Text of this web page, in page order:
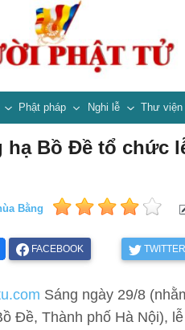
Phật pháp Nghi lễ Thư
hạ Bồ Đề tổ chức
Bằng
FACEBOOK TWITTER
Sáng ngày 29/8
Đề, Thành phố Hà Nội),